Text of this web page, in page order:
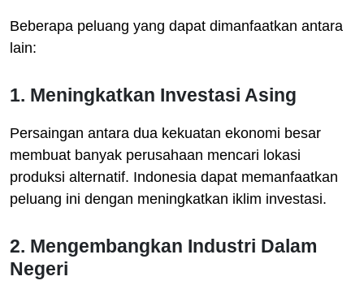
Beberapa peluang yang dapat dimanfaatkan antara
lain:
1. Meningkatkan Investasi Asing
Persaingan antara dua kekuatan ekonomi besar
membuat banyak perusahaan mencari lokasi
produksi alternatif. Indonesia dapat memanfaatkan
peluang ini dengan meningkatkan iklim investasi.
2. Mengembangkan Industri Dalam
Negeri